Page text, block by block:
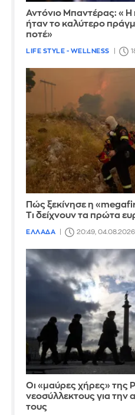
Αντόνιο Μπαντέρας:
ήταν το καλύτερο
ποτέ»
LIFE STYLE - WELLNESS
Πώς ξεκίνησε η
Τι δείχνουν τα πρώτα
ΕΛΛΑΔΑ 20:49, 04.08.2026
Οι «μαύρες χήρες» της
νεοσύλλεκτους για την
τους